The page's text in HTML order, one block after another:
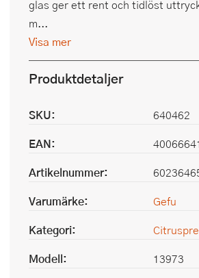
glas ger ett rent och tidlöst
m...
Visa mer
Produktdetaljer
SKU:
640462
EAN:
Artikelnummer:
Varumärke:
Gefu
Kategori:
Modell:
13973